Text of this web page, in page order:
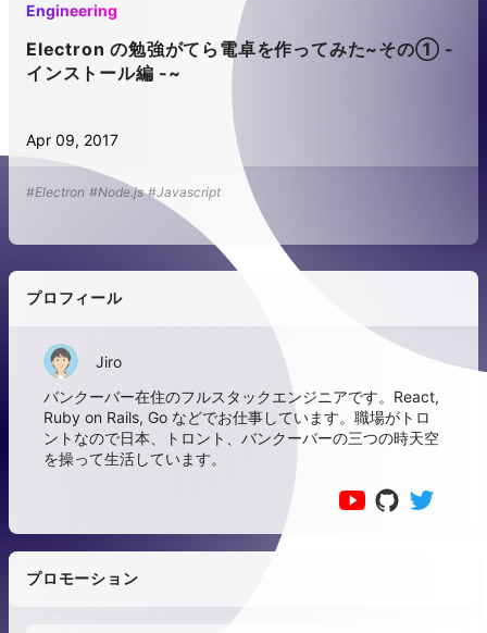
Engineering
Electron の勉強がてら電卓を作ってみた~その① -
インストール編 -~
Apr 09, 2017
#Electron #Node.js #Javascript
プロフィール
Jiro
バンクーバー在住のフルスタックエンジニアです。React,
Ruby on Rails, Go などでお仕事しています。職場がトロ
ントなので日本、トロント、バンクーバーの三つの時天空
を操って生活しています。
プロモーション